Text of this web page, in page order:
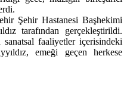
Şehir Hastanesi Başhekimi
tarafından gerçekleştirildi.
sanatsal faaliyetler içerisindeki
emeği geçen herkese